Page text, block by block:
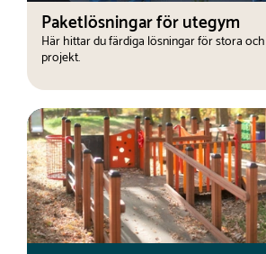
Paketlösningar för utegym
Här hittar du färdiga lösningar för stora
projekt.